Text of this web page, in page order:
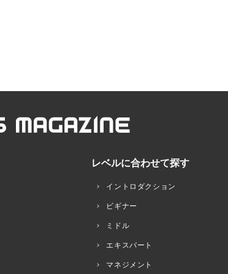
レベルに合わせて探す
イントロダクション
ビギナー
ミドル
エキスパート
マネジメント